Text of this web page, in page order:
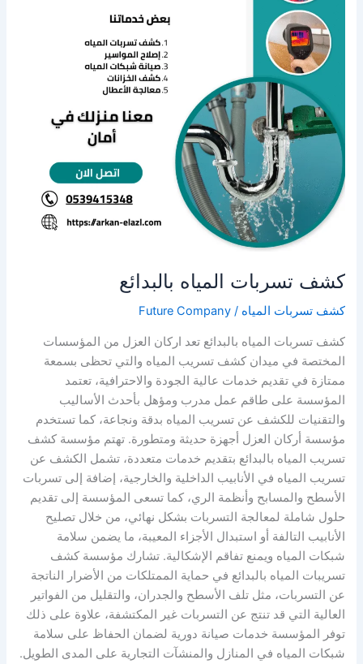
كشف تسربات المياه بالبدائع
كشف تسربات المياه /
Future Company
كشف تسربات المياه بالبدائع تعد اركان العزل من المؤسسات
المختصة في ميدان كشف تسريب المياه والتي تحظى بسمعة
ممتازة في تقديم خدمات عالية الجودة والاحترافية، تعتمد
المؤسسة على طاقم عمل مدرب ومؤهل بأحدث الأساليب
والتقنيات للكشف عن تسريب المياه بدقة ونجاعة، كما تستخدم
مؤسسة أركان العزل أجهزة حديثة ومتطورة. تهتم مؤسسة كشف
تسريب المياه بالبدائع بتقديم خدمات متعددة، تشمل الكشف عن
تسريب المياه في الأنابيب الداخلية والخارجية، إضافة إلى تسربات
الأسطح والمسابح وأنظمة الري، كما تسعى المؤسسة إلى تقديم
حلول شاملة لمعالجة التسربات بشكل نهائي، من خلال تصليح
الأنابيب التالفة أو استبدال الأجزاء المعيبة، ما يضمن سلامة
شبكات المياه ويمنع تفاقم الإشكالية. تشارك مؤسسة كشف
تسريبات المياه بالبدائع في حماية الممتلكات من الأضرار الناتجة
عن التسربات، مثل تلف الأسطح والجدران، والتقليل من الفواتير
العالية التي قد تنتج عن التسربات غير المكتشفة، علاوة على ذلك
توفر المؤسسة خدمات صيانة دورية لضمان الحفاظ على سلامة
شبكات المياه في المنازل والمنشآت التجارية على المدى الطويل.